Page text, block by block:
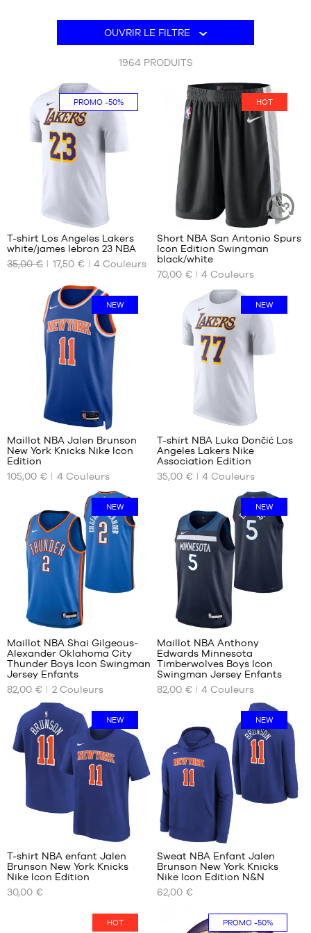
SORTIES
OUVRIR LE FILTRE
1964PRODUITS
PROMO-50%
NOS
TAILLES
T-shirt Los Angeles Lakers
white/james lebron 23 NBA
35,00 €
17,50 € 4 Couleurs
HOT
ARTICLE
DURABLE
NOS
TAILLES
DISPONIBLES
22
Short NBA San Antonio Spurs
Icon Edition Swingman
black/white
70,00 €
4 Couleurs
NEW
NOS
DISPONIBLES
XL
XXL
4
Maillot NBA Jalen Brunson
New York Knicks Nike Icon
Edition
105,00 €
4Couleurs
NEW
NOS
DISPONIBLES
M
XL
XXL
T-shirt NBA Luka Dončić Los
Angeles Lakers Nike
Association Edition
35,00 €
4 Couleurs
NEW
NOS
TAILLES
DISPONIBLES
S -
enfant
- 1m25
à
1m35
M -
enfant
- 1m50
à
1m65
10
Maillot NBA Shai Gilgeous-
Alexander Oklahoma City
Thunder Boys Icon Swingman
Jersey Enfants
82,00 €
2Couleurs
NEW
NOS
TAILLES
DISPONIBLES
- 1m25
à
1m35
M -
enfant
- 1m35
1m50
L -
enfant
- 1m50
à
1m65
18
Maillot NBA Anthony
Edwards Minnesota
Timberwolves Boys Icon
Swingman Jersey Enfants
82,00 €
4 Couleurs
NEW
NOS
DISPONIBLES
T-shirt NBA enfant Jalen
Brunson New York Knicks
Nike Icon Edition
30,00 €
NEW
NOS
DISPONIBLES
Sweat NBA Enfant Jalen
Brunson New York Knicks
Nike Icon Edition N&N
62,00 €
HOT PROMO -50%